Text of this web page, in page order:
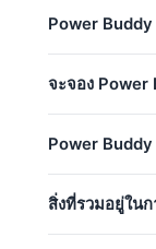
ราคาพื้นฐ
(Half-Day)
Coral
Koh
Racha
Maithon &
Phi Phi
Island
(Full-Day)
เครื่องดื่ม
Power Buddy
Catamaran เ
This yacht is
corporate
จะจอง Power
หน้านี้ ใช้เครื่อ
และจำนวนแข
การยืนยันทันที
Power Buddy
จองที่มีอยู่
ความพร้อมสำ
สิ่งที่รวมอยู่ใน